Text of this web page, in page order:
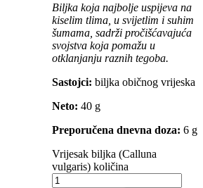
Biljka koja najbolje uspijeva na
kiselim tlima, u svijetlim i suhim
šumama, sadrži pročišćavajuća
svojstva koja pomažu u
otklanjanju raznih tegoba.
Sastojci: biljka običnog vrijeska
Neto: 40 g
Preporučena dnevna doza: 6 g
Vrijesak biljka (Calluna
vulgaris) količina